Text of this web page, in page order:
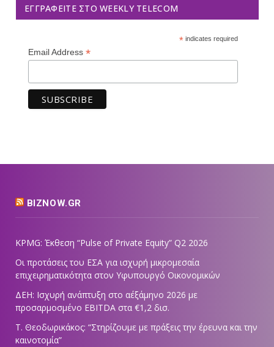
ΕΓΓΡΑΦΕΊΤΕ ΣΤΟ WEEKLY TELECOM
*indicates required
Email Address *
BIZNOW.GR
KPMG: Έκθεση “Pulse of Private Equity” Q2 2026
Οι προτάσεις του ΕΣΑ για ισχυρή μικρομεσαία
επιχειρηματικότητα στον Υφυπουργό Οικονομικών
ΔΕΗ: Ισχυρή ανάπτυξη στο α΄εξάμηνο 2026 με
προσαρμοσμένο EBITDA στα €1,2 δισ.
Τ. Θεοδωρικάκος: “Στηρίζουμε με πράξεις την έρευνα και την
καινοτομία”